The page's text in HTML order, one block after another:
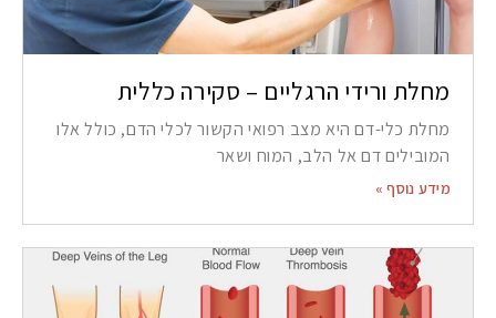
מחלת ורידי הרגליים – סקירה כללית
מחלת כלי-דם היא מצב רפואי הקשור לכלי הדם, כולל אלו
המובילים דם אל הלב, המוח ושאר
מידע נוסף »